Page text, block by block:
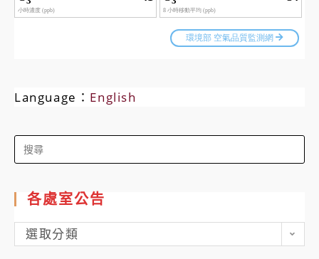
Language： English
Search
for:
各處室公告
各
處
選取分類